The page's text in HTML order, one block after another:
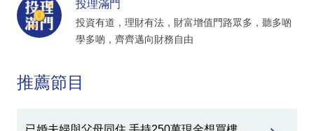
投理滿門
投資有道，理財有法，財富增值門路眾多，聽多啲
學多啲，齊齊邁向財務自由
推薦節目